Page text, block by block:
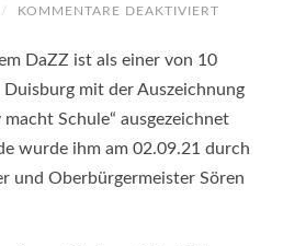
/ KOMMENTARE DEAKTIVIERT
DaZZ ist als einer von 10
mit der Auszeichnung
macht Schule“ ausgezeichnet
wurde ihm am 02.09.21 durch
und Oberbürgermeister Sören